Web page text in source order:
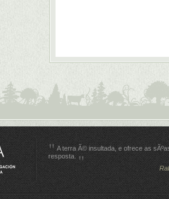
A terra Ã© insultada, e ofrece as
resposta.